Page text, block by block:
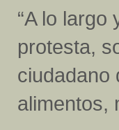
“A lo
protesta,
ciudadano
alimentos,